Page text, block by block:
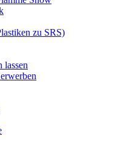
zu SRS)
lassen